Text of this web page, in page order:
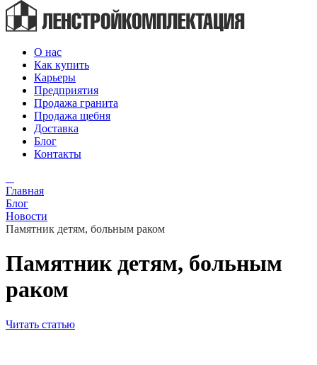
О нас
Как купить
Карьеры
Предприятия
Продажа гранита
Продажа щебня
Доставка
Блог
Контакты
Главная
Блог
Новости
Памятник детям, больным раком
Памятник детям, больным
раком
Читать статью